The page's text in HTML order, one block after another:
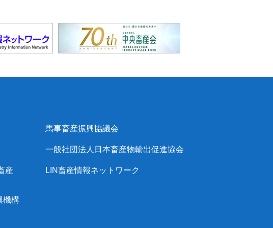
産
機構
馬事畜産振興協議会
一般社団法人日本畜産物輸出促進協会
LIN畜産情報ネットワーク